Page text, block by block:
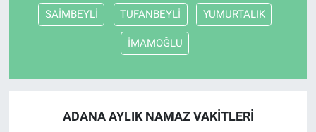
SAİMBEYLİ TUFANBEYLİ YUMURTALIK
İMAMOĞLU
ADANA AYLIK NAMAZ VAKITLERI